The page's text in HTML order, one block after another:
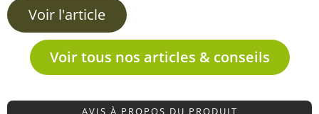
Voir l'article
Voir tous nos articles & conseils
AVIS À PROPOS DU PRODUIT